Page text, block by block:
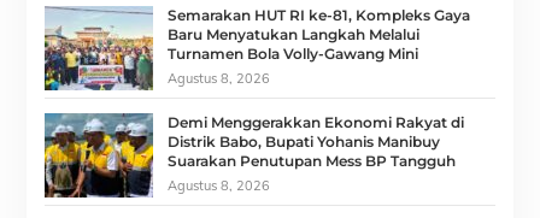
Semarakan HUT RI ke-81, Kompleks Gaya
Baru Menyatukan Langkah Melalui
Turnamen Bola Volly-Gawang Mini
Agustus 8, 2026
Demi Menggerakkan Ekonomi Rakyat di
Distrik Babo, Bupati Yohanis Manibuy
Suarakan Penutupan Mess BP Tangguh
Agustus 8, 2026